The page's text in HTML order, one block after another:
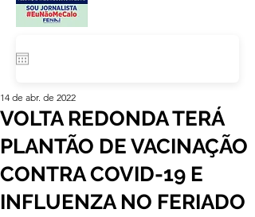
VOLTA REDONDA TERÁ
PLANTÃO DE VACINAÇÃO
CONTRA COVID-19 E
INFLUENZA NO FERIADO
14 de abr. de 2022